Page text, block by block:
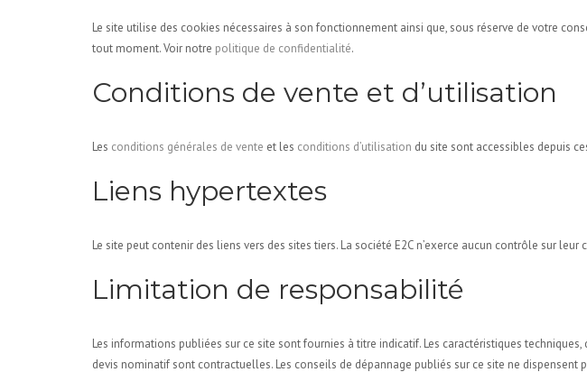
Le site utilise des cookies nécessaires à son fonctionnement ainsi que, sous réserve de votre
tout moment. Voir notre politique de confidentialité.
Conditions de vente et d’utilisation
Les conditions générales de vente et les conditions d’utilisation du site sont accessibles depuis
Liens hypertextes
Le site peut contenir des liens vers des sites tiers. La société E2C n’exerce aucun contrôle sur
Limitation de responsabilité
Les informations publiées sur ce site sont fournies à titre indicatif. Les caractéristiques
devis nominatif sont contractuelles. Les conseils de dépannage publiés sur ce site ne dispensent